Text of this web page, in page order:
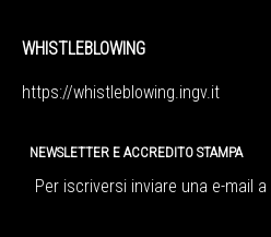
WHISTLEBLOWING
https://whistleblowing.ingv.it
NEWSLETTER E ACCREDITO STAMPA
Per iscriversi inviare una e-mail a